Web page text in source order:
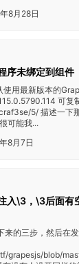
8月28日
序未绑定到组件
用最新版本的
可复
5/ 描述一下
可能我...
8月7日
入\3，\3后面有
来的三步，然后在
grapesjs/blob/